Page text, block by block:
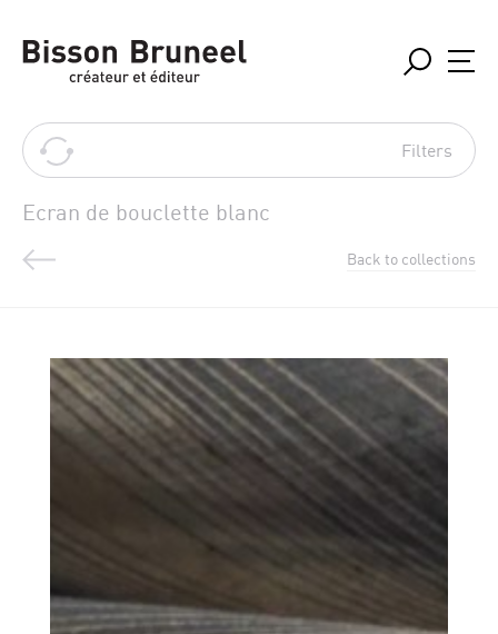
Filters
Ecran de bouclette blanc
Back to collections